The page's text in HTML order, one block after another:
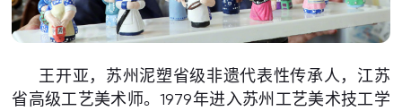
王开亚，苏州泥塑省级非遗代表性传承人，江苏
省高级工艺美术师。1979年进入苏州工艺美术技工学